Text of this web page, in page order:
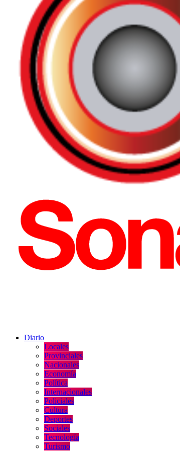
Diario
Locales
Provinciales
Nacionales
Economía
Política
Internacionales
Policiales
Cultura
Deportes
Sociales
Tecnología
Turismo